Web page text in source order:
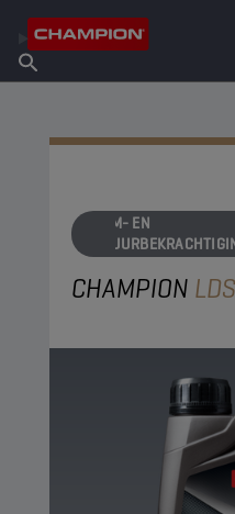
Over Champion
Vind een verkooppunt
REM- EN
CHAMPION